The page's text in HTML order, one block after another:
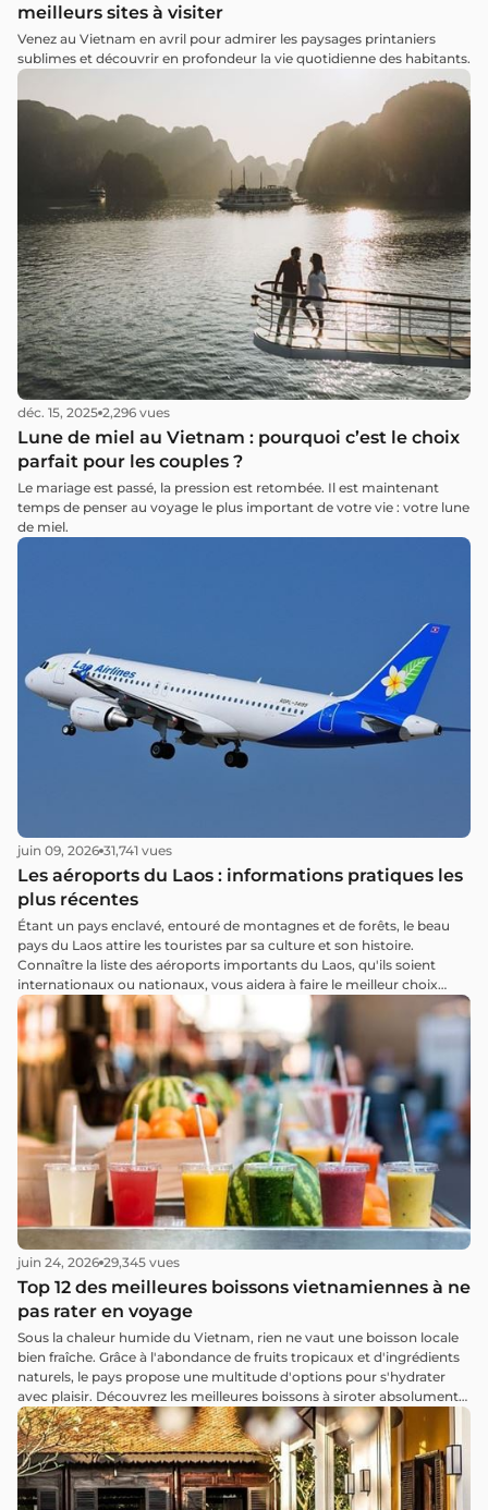
meilleurs sites à visiter
Venez au Vietnam en avril pour admirer les paysages printaniers
sublimes et découvrir en profondeur la vie quotidienne des habitants.
déc. 15, 2025 2,296 vues
Lune de miel au Vietnam : pourquoi c’est le choix
parfait pour les couples ?
Le mariage est passé, la pression est retombée. Il est maintenant
temps de penser au voyage le plus important de votre vie : votre lune
de miel.
juin 09, 2026 31,741 vues
Les aéroports du Laos : informations pratiques les
plus récentes
Étant un pays enclavé, entouré de montagnes et de forêts, le beau
pays du Laos attire les touristes par sa culture et son histoire.
Connaître la liste des aéroports importants du Laos, qu'ils soient
internationaux ou nationaux, vous aidera à faire le meilleur choix
pour vous rendre au pays du million d'éléphants.
juin 24, 2026 29,345 vues
Top 12 des meilleures boissons vietnamiennes à ne
pas rater en voyage
Sous la chaleur humide du Vietnam, rien ne vaut une boisson locale
bien fraîche. Grâce à l'abondance de fruits tropicaux et d'ingrédients
naturels, le pays propose une multitude d'options pour s'hydrater
avec plaisir. Découvrez les meilleures boissons à siroter absolument
lors de votre séjour.